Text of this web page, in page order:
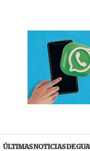
ÚLTIMAS NOTICIAS DE